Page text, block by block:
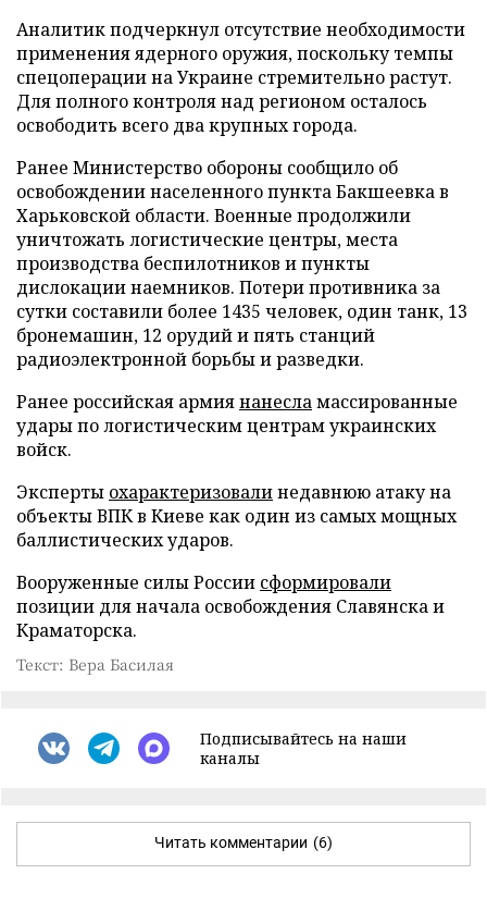
Аналитик подчеркнул отсутствие необходимости
применения ядерного оружия, поскольку темпы
спецоперации на Украине стремительно растут.
Для полного контроля над регионом осталось
освободить всего два крупных города.
Ранее Министерство обороны сообщило об
освобождении населенного пункта Бакшеевка в
Харьковской области. Военные продолжили
уничтожать логистические центры, места
производства беспилотников и пункты
дислокации наемников. Потери противника за
сутки составили более 1435 человек, один танк, 13
бронемашин, 12 орудий и пять станций
радиоэлектронной борьбы и разведки.
Ранее российская армиянанесламассированные
удары по логистическим центрам украинских
войск.
Эксперты охарактеризовалинедавнюю атаку на
объекты ВПК в Киеве как один из самых мощных
баллистических ударов.
Вооруженные силы России сформировали
позиции для начала освобождения Славянска и
Краматорска.
Текст: Вера Басилая
Подписывайтесь на наши
каналы
Читать комментарии (6)